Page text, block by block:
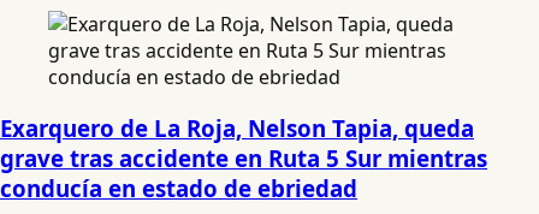
Exarquero de La Roja, Nelson Tapia, queda
grave tras accidente en Ruta 5 Sur mientras
conducía en estado de ebriedad